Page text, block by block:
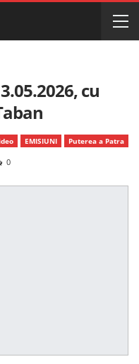
cu
EMISIUNI Puterea a Patra
0